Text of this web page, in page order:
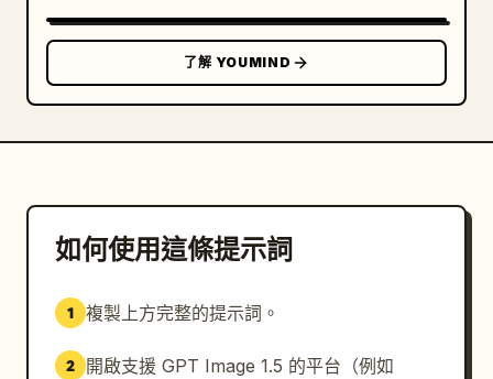
了解 YOUMIND
如何使用這條提示詞
1 複製上方完整的提示詞。
2
開啟支援 GPT Image 1.5 的平台（例如